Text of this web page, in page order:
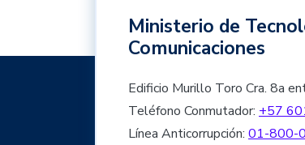
Ministerio de
Comunicaciones
Edificio Murillo Toro Cra. 8a
Teléfono Conmutador: +57
Línea Anticorrupción: 01-800-